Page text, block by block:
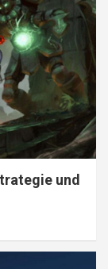
und